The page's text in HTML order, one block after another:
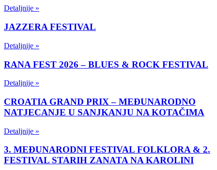
Detaljnije »
JAZZERA FESTIVAL
Detaljnije »
RANA FEST 2026 – BLUES & ROCK FESTIVAL
Detaljnije »
CROATIA GRAND PRIX – MEĐUNARODNO
NATJECANJE U SANJKANJU NA KOTAČIMA
Detaljnije »
3. MEĐUNARODNI FESTIVAL FOLKLORA & 2.
FESTIVAL STARIH ZANATA NA KAROLINI